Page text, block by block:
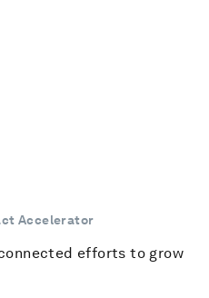
Accelerator
efforts to grow